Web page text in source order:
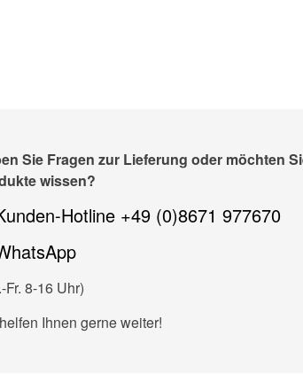
Sie Fragen zur Lieferung oder möchten
wissen?
Hotline +49 (0)8671 977670
Fr. 8-16 Uhr)
Ihnen gerne weiter!